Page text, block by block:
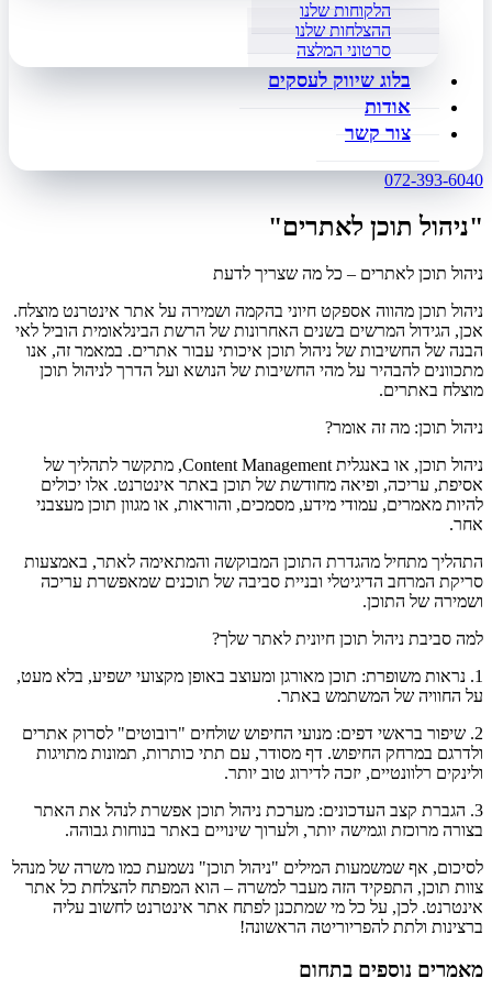
הלקוחות שלנו
ההצלחות שלנו
סרטוני המלצה
בלוג שיווק לעסקים
אודות
צור קשר
072-393-6040
"ניהול תוכן לאתרים"
ניהול תוכן לאתרים – כל מה שצריך לדעת
ניהול תוכן מהווה אספקט חיוני בהקמה ושמירה על אתר אינטרנט מוצלח.
אכן, הגידול המרשים בשנים האחרונות של הרשת הבינלאומית הוביל לאי
הבנה של החשיבות של ניהול תוכן איכותי עבור אתרים. במאמר זה, אנו
מתכוונים להבהיר על מהי החשיבות של הנושא ועל הדרך לניהול תוכן
מוצלח באתרים.
ניהול תוכן: מה זה אומר?
ניהול תוכן, או באנגלית Content Management, מתקשר לתהליך של
אסיפת, עריכה, ופיאה מחודשת של תוכן באתר אינטרנט. אלו יכולים
להיות מאמרים, עמודי מידע, מסמכים, והוראות, או מגוון תוכן מעצבני
אחר.
התהליך מתחיל מהגדרת התוכן המבוקשה והמתאימה לאתר, באמצעות
סריקת המרחב הדיגיטלי ובניית סביבה של תוכנים שמאפשרת עריכה
ושמירה של התוכן.
למה סביבת ניהול תוכן חיונית לאתר שלך?
1. נראות משופרת: תוכן מאורגן ומעוצב באופן מקצועי ישפיע, בלא מעט,
על החוויה של המשתמש באתר.
2. שיפור בראשי דפים: מנועי החיפוש שולחים "רובוטים" לסרוק אתרים
ולדרגם במרחק החיפוש. דף מסודר, עם תתי כותרות, תמונות מתויגות
ולינקים רלוונטיים, יזכה לדירוג טוב יותר.
3. הגברת קצב העדכונים: מערכת ניהול תוכן אפשרת לנהל את האתר
בצורה מרוכזת וגמישה יותר, ולערוך שינויים באתר בנוחות גבוהה.
לסיכום, אף שמשמעות המילים "ניהול תוכן" נשמעת כמו משרה של מנהל
צוות תוכן, התפקיד הזה מעבר למשרה – הוא המפתח להצלחת כל אתר
אינטרנט. לכן, על כל מי שמתכנן לפתח אתר אינטרנט לחשוב עליה
ברצינות ולתת להפריוריטה הראשונה!
מאמרים נוספים בתחום